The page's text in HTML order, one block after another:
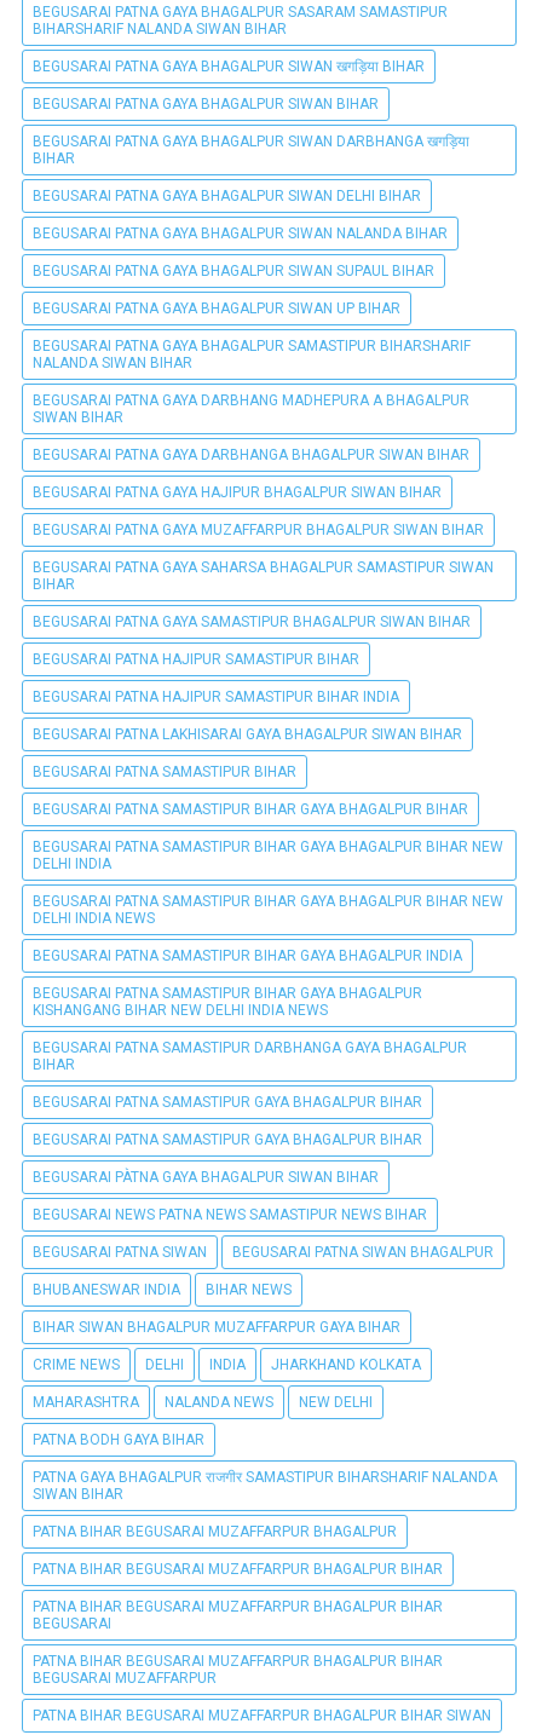
BEGUSARAI PATNA GAYA BHAGALPUR SASARAM SAMASTIPUR
BIHARSHARIF NALANDA SIWAN BIHAR
BEGUSARAI PATNA GAYA BHAGALPUR SIWAN खगड़िया BIHAR
BEGUSARAI PATNA GAYA BHAGALPUR SIWAN BIHAR
BEGUSARAI PATNA GAYA BHAGALPUR SIWAN DARBHANGA खगड़िया
BIHAR
BEGUSARAI PATNA GAYA BHAGALPUR SIWAN DELHI BIHAR
BEGUSARAI PATNA GAYA BHAGALPUR SIWAN NALANDA BIHAR
BEGUSARAI PATNA GAYA BHAGALPUR SIWAN SUPAUL BIHAR
BEGUSARAI PATNA GAYA BHAGALPUR SIWAN UP BIHAR
BEGUSARAI PATNA GAYA BHAGALPUR SAMASTIPUR BIHARSHARIF
NALANDA SIWAN BIHAR
BEGUSARAI PATNA GAYA DARBHANG MADHEPURA A BHAGALPUR
SIWAN BIHAR
BEGUSARAI PATNA GAYA DARBHANGA BHAGALPUR SIWAN BIHAR
BEGUSARAI PATNA GAYA HAJIPUR BHAGALPUR SIWAN BIHAR
BEGUSARAI PATNA GAYA MUZAFFARPUR BHAGALPUR SIWAN BIHAR
BEGUSARAI PATNA GAYA SAHARSA BHAGALPUR SAMASTIPUR SIWAN
BIHAR
BEGUSARAI PATNA GAYA SAMASTIPUR BHAGALPUR SIWAN BIHAR
BEGUSARAI PATNA HAJIPUR SAMASTIPUR BIHAR
BEGUSARAI PATNA HAJIPUR SAMASTIPUR BIHAR INDIA
BEGUSARAI PATNA LAKHISARAI GAYA BHAGALPUR SIWAN BIHAR
BEGUSARAI PATNA SAMASTIPUR BIHAR
BEGUSARAI PATNA SAMASTIPUR BIHAR GAYA BHAGALPUR BIHAR
BEGUSARAI PATNA SAMASTIPUR BIHAR GAYA BHAGALPUR BIHAR NEW
DELHI INDIA
BEGUSARAI PATNA SAMASTIPUR BIHAR GAYA BHAGALPUR BIHAR NEW
DELHI INDIA NEWS
BEGUSARAI PATNA SAMASTIPUR BIHAR GAYA BHAGALPUR INDIA
BEGUSARAI PATNA SAMASTIPUR BIHAR GAYA BHAGALPUR
KISHANGANG BIHAR NEW DELHI INDIA NEWS
BEGUSARAI PATNA SAMASTIPUR DARBHANGA GAYA BHAGALPUR
BIHAR
BEGUSARAI PATNA SAMASTIPUR GAYA BHAGALPUR BIHAR
BEGUSARAI PATNA SAMASTIPUR GAYA BHAGALPUR BIHAR
BEGUSARAI PÀTNA GAYA BHAGALPUR SIWAN BIHAR
BEGUSARAI NEWS PATNA NEWS SAMASTIPUR NEWS BIHAR
BEGUSARAI PATNA SIWAN BEGUSARAI PATNA SIWAN BHAGALPUR
BHUBANESWAR INDIA BIHAR NEWS
BIHAR SIWAN BHAGALPUR MUZAFFARPUR GAYA BIHAR
CRIME NEWS DELHI INDIA JHARKHAND KOLKATA
MAHARASHTRA NALANDA NEWS NEW DELHI
PATNA BODH GAYA BIHAR
PATNA GAYA BHAGALPUR राजगीर SAMASTIPUR BIHARSHARIF NALANDA
SIWAN BIHAR
PATNA BIHAR BEGUSARAI MUZAFFARPUR BHAGALPUR
PATNA BIHAR BEGUSARAI MUZAFFARPUR BHAGALPUR BIHAR
PATNA BIHAR BEGUSARAI MUZAFFARPUR BHAGALPUR BIHAR
BEGUSARAI
PATNA BIHAR BEGUSARAI MUZAFFARPUR BHAGALPUR BIHAR
BEGUSARAI MUZAFFARPUR
PATNA BIHAR BEGUSARAI MUZAFFARPUR BHAGALPUR BIHAR SIWAN